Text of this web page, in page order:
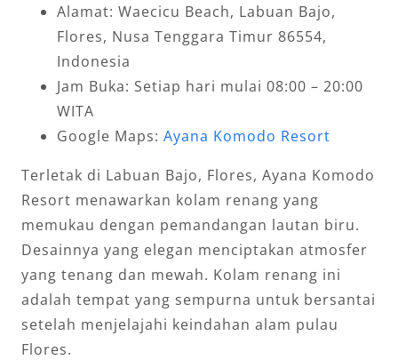
Alamat: Waecicu Beach, Labuan Bajo,
Flores, Nusa Tenggara Timur 86554,
Indonesia
Jam Buka: Setiap hari mulai 08:00 – 20:00
WITA
Google Maps: Ayana Komodo Resort
Terletak di Labuan Bajo, Flores, Ayana Komodo
Resort menawarkan kolam renang yang
memukau dengan pemandangan lautan biru.
Desainnya yang elegan menciptakan atmosfer
yang tenang dan mewah. Kolam renang ini
adalah tempat yang sempurna untuk bersantai
setelah menjelajahi keindahan alam pulau
Flores.